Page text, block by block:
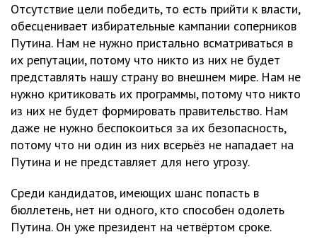
Отсутствие цели победить, то есть прийти к власти,
обесценивает избирательные кампании соперников
Путина. Нам не нужно пристально всматриваться в
их репутации, потому что никто из них не будет
представлять нашу страну во внешнем мире. Нам не
нужно критиковать их программы, потому что никто
из них не будет формировать правительство. Нам
даже не нужно беспокоиться за их безопасность,
потому что ни один из них всерьёз не нападает на
Путина и не представляет для него угрозу.
Среди кандидатов, имеющих шанс попасть в
бюллетень, нет ни одного, кто способен одолеть
Путина. Он уже президент на четвёртом сроке.